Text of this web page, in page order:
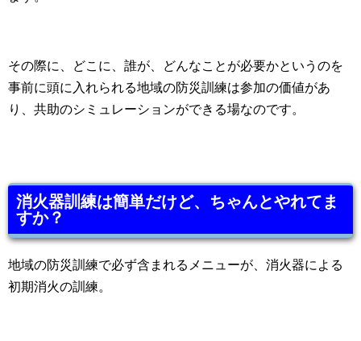
その際に、どこに、誰が、どんなことが必要かというのを
事前に頭に入れられる地域の防災訓練は参加の価値があ
り、共助のシミュレーションができる場なのです。
消火器訓練は簡単だけど、ちゃんとやれてま
すか？
地域の防災訓練で必ず含まれるメニューが、消火器による
初期消火の訓練。